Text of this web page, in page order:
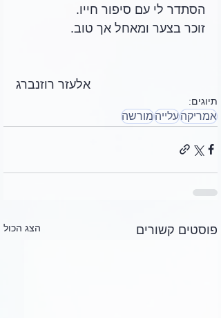
הסתדר לי עם סיפור חייו.
זוכר בצער ומאחל אך טוב.
אלעזר רוזנברג
תיוגים:
אמריקהעלייהמורשה
פוסטים קשורים הצג הכול